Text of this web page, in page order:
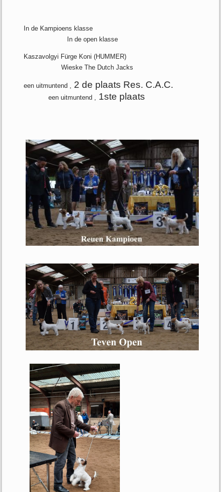
In de Kampioens klasse
In de open klasse
Kaszavolgyi Fürge Koni (HUMMER)
Wieske The Dutch Jacks
een uitmuntend , 2 de plaats Res. C.A.C.
een uitmuntend , 1ste plaats